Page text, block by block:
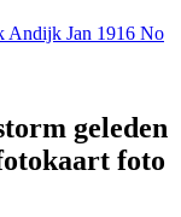
Andijk Jan 1916 No
geleden
foto